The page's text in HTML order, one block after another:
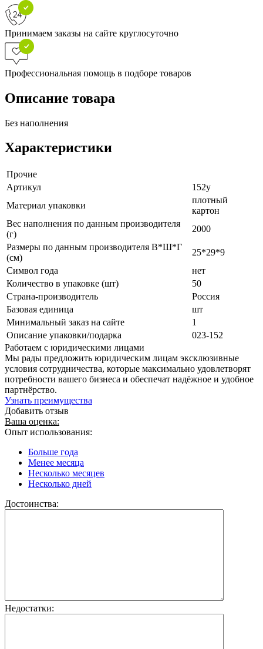
Принимаем заказы на сайте круглосуточно
Профессиональная помощь в подборе товаров
Описание товара
Без наполнения
Характеристики
Прочие
Артикул
152у
Материал упаковки
плотный
картон
Вес наполнения по данным производителя
(г)
2000
Размеры по данным производителя В*Ш*Г
(см)
25*29*9
Символ года
нет
Количество в упаковке (шт)
50
Страна-производитель
Россия
Базовая единица
шт
Минимальный заказ на сайте
1
Описание упаковки/подарка
023-152
Работаем с юридическими лицами
Мы рады предложить юридическим лицам эксклюзивные
условия сотрудничества, которые максимально удовлетворят
потребности вашего бизнеса и обеспечат надёжное и удобное
партнёрство.
Узнать преимущества
Добавить отзыв
Ваша оценка:
Опыт использования:
Больше года
Менее месяца
Несколько месяцев
Несколько дней
Достоинства:
Недостатки: